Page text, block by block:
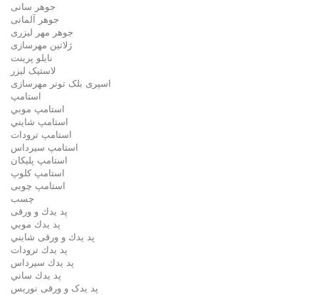
جوهر سانی
جوهر آلمانی
جوهر مهر لیزری
ژلاتين مهرسازی
نایلو پرینت
لاستیک لیزر
اسپری بلک تونر مهرسازی
استامپ
استامپ موبي
استامپ شايني
استامپ ترودات
استامپ سيرداس
استامپ پلیکان
استامپ کلوپ
استامپ چوبی
چسب
پد يدك و ورقی
پد يدك موبي
پد يدك و ورقی شايني
پد يدك ترودات
پد يدك سيرداس
پد يدك ساني
پد یدک و ورقی نوریس